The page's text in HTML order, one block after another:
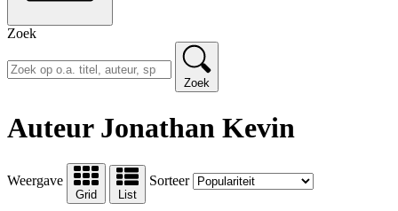
Zoek
Zoek
Auteur Jonathan Kevin
Weergave
Grid List
Sorteer